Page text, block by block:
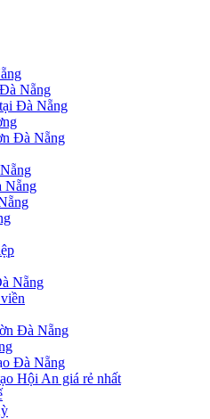
Nẵng
Đà Nẵng
Đà Nẵng
Nẵng
Nẵng
Đà Nẵng
Đà Nẵng
Hội An giá rẻ nhất